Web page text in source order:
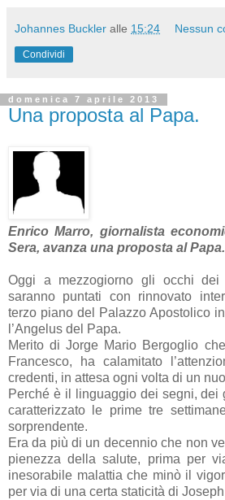
Johannes Buckler alle 15:24 Nessun
Condividi
domenica 7 aprile 2013
Una proposta al Papa.
Enrico Marro, giornalista
Sera, avanza una proposta al Papa.
Oggi a mezzogiorno gli occhi
saranno puntati con rinnovato
terzo piano del Palazzo Apostolico
l’Angelus del Papa.
Merito di Jorge Mario Bergoglio
Francesco, ha calamitato
credenti, in attesa ogni volta di un
Perché è il linguaggio dei segni, dei
caratterizzato le prime tre
sorprendente.
Era da più di un decennio che non
pienezza della salute, prima per
inesorabile malattia che minò il
per via di una certa staticità di